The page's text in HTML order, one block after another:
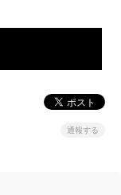
通報する